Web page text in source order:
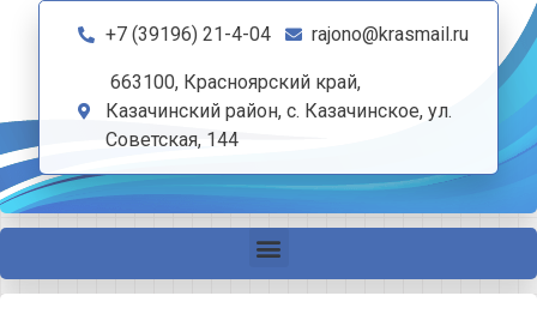
+7 (39196) 21-4-04 rajono@krasmail.ru
663100, Красноярский край,
Казачинский район, с. Казачинское, ул.
Советская, 144